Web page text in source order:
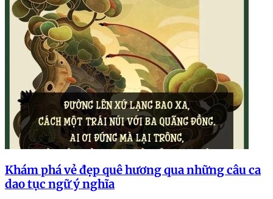
Khám phá vẻ đẹp quê hương qua những câu ca
dao tục ngữ ý nghĩa